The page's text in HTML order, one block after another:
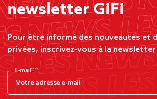
newsletter GiFi
Pour être informé des nouveautés et
privées, inscrivez-vous à la newsletter
E-mail*